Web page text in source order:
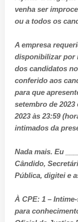
venha ser
ou a todos os
A empresa
disponibilizar por
dos candidatos
conferido aos
para que
setembro de
2023 às 23:59
intimados da
Nada mais. Eu
Cândido,
Pública, digitei e
À CPE: 1 –
para